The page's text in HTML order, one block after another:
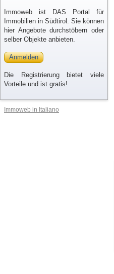
Immoweb ist DAS Portal für
Immobilien in Südtirol. Sie können
hier Angebote durchstöbern oder
selber Objekte anbieten.
Anmelden
Die Registrierung bietet viele
Vorteile und ist gratis!
Immoweb in Italiano